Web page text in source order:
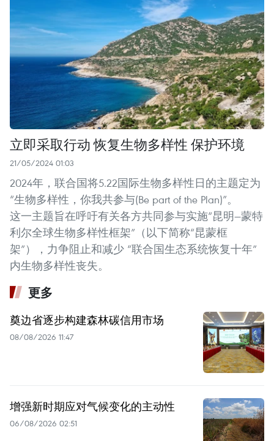
立即采取行动 恢复生物多样性 保护环境
21/05/2024 01:03
2024年，联合国将5.22国际生物多样性日的主题定为
“生物多样性，你我共参与(Be part of the Plan)”。
这一主题旨在呼吁有关各方共同参与实施“昆明—蒙特
利尔全球生物多样性框架”（以下简称“昆蒙框
架”），力争阻止和减少 “联合国生态系统恢复十年”
内生物多样性丧失。
更多
奠边省逐步构建森林碳信用市场
08/08/2026 11:47
增强新时期应对气候变化的主动性
06/08/2026 02:51